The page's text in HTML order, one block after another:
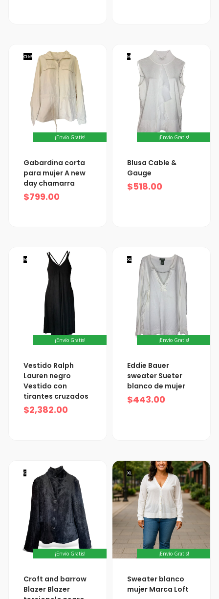
CH/S
¡Envío Gratis!
Gabardina corta
para mujer A new
day chamarra
$799.00
M
¡Envío Gratis!
Blusa Cable &
Gauge
$518.00
M
¡Envío Gratis!
Vestido Ralph
Lauren negro
Vestido con
tirantes cruzados
$2,382.00
XL
¡Envío Gratis!
Eddie Bauer
sweater Sueter
blanco de mujer
$443.00
G
¡Envío Gratis!
Croft and barrow
Blazer Blazer
XL
¡Envío Gratis!
Sweater blanco
mujer Marca Loft